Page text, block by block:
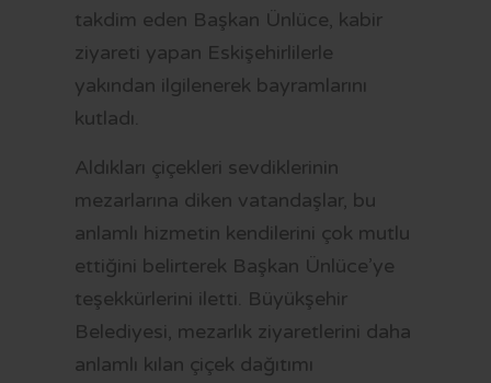
takdim eden Başkan Ünlüce, kabir
ziyareti yapan Eskişehirlilerle
yakından ilgilenerek bayramlarını
kutladı.
Aldıkları çiçekleri sevdiklerinin
mezarlarına diken vatandaşlar, bu
anlamlı hizmetin kendilerini çok mutlu
ettiğini belirterek Başkan Ünlüce’ye
teşekkürlerini iletti. Büyükşehir
Belediyesi, mezarlık ziyaretlerini daha
anlamlı kılan çiçek dağıtımı